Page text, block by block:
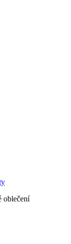
oblečení